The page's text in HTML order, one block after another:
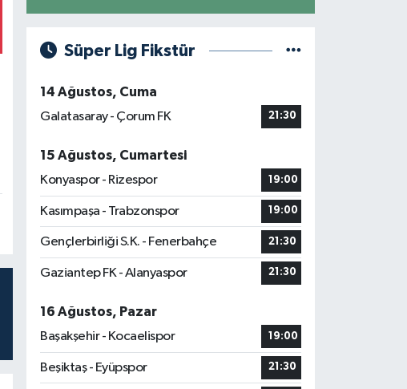
Süper Lig Fikstür
14 Ağustos, Cuma
Galatasaray - Çorum FK
21:30
15 Ağustos, Cumartesi
Konyaspor - Rizespor
19:00
Kasımpaşa - Trabzonspor 19:00
Gençlerbirliği S.K. - Fenerbahçe 21:30
Gaziantep FK - Alanyaspor 21:30
16 Ağustos, Pazar
Başakşehir - Kocaelispor
19:00
Beşiktaş - Eyüpspor 21:30